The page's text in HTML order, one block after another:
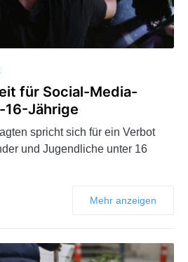
für Social-Media-
Jährige
spricht sich für ein Verbot
und Jugendliche unter 16
Mehr anzeigen